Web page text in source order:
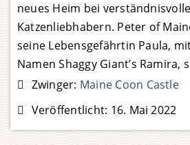
neues Heim bei
Katzenliebhabern. Peter of
seine Lebensgefährtin Paula,
Namen Shaggy Giant’s Ramira,
„Scheidungskinder“ und wir
Zwinger: Maine Coon Castle
Veröffentlicht: 16. Mai 2022